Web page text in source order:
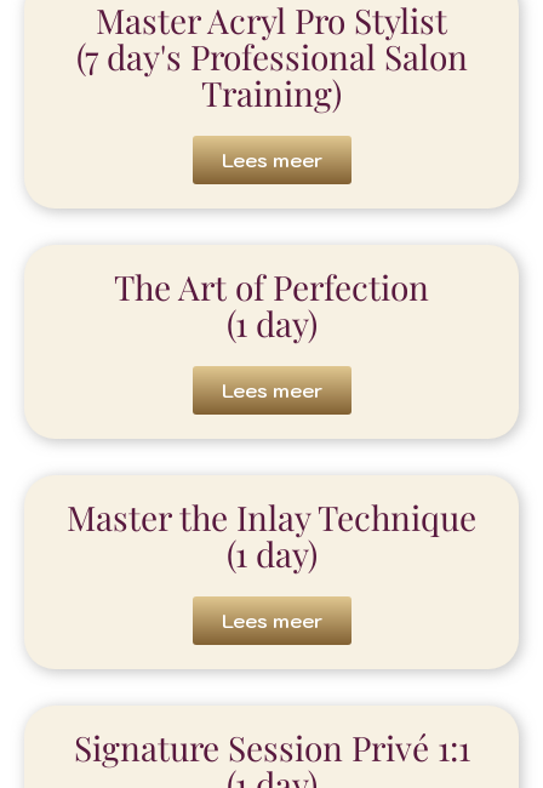
Master Acryl Pro Stylist
(7 day's Professional Salon
Training)
Lees meer
The Art of Perfection
(1 day)
Lees meer
Master the Inlay Technique
(1 day)
Lees meer
Signature Session Privé 1:1